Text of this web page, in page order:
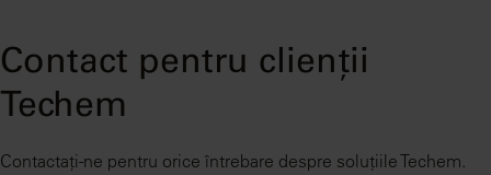
Contact pentru clienții
Techem
Contactați-ne pentru orice întrebare despre soluțiile Techem.